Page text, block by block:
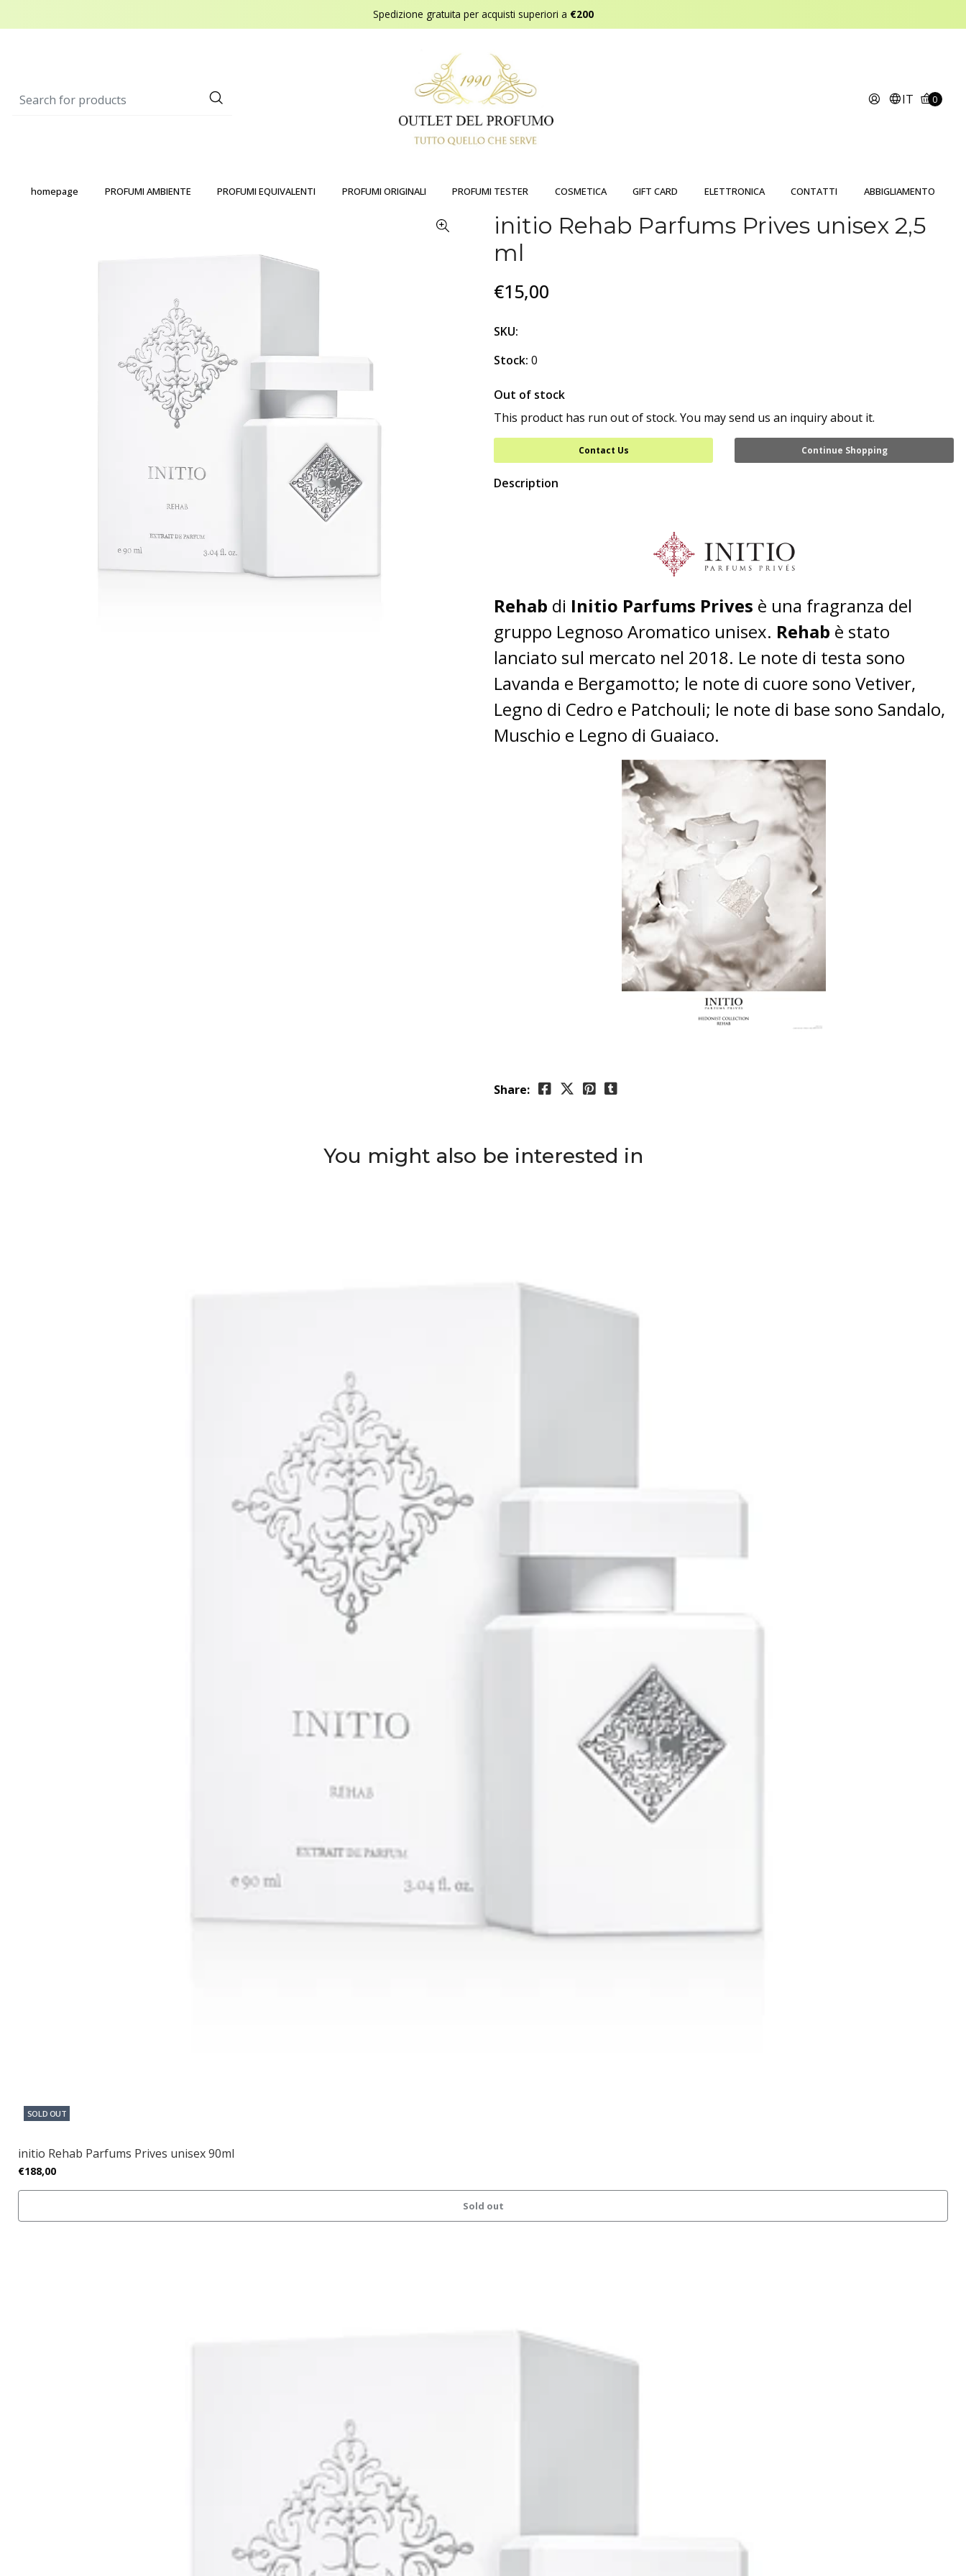
Spedizione gratuita per acquisti superiori a €200
IT 0
homepage PROFUMI AMBIENTE PROFUMI EQUIVALENTI PROFUMI ORIGINALI PROFUMI TESTER COSMETICA GIFT CARD ELETTRONICA CONTATTI ABBIGLIAMENTO
initio Rehab Parfums Prives unisex 2,5
ml
€15,00
SKU:
Stock: 0
Out of stock
This product has run out of stock. You may send us an inquiry about it.
Contact Us Continue Shopping
Description
Rehab di Initio Parfums Prives è una fragranza del
gruppo Legnoso Aromatico unisex. Rehab è stato
lanciato sul mercato nel 2018. Le note di testa sono
Lavanda e Bergamotto; le note di cuore sono Vetiver,
Legno di Cedro e Patchouli; le note di base sono Sandalo,
Muschio e Legno di Guaiaco.
Share:
You might also be interested in
SOLD OUT
initio Rehab Parfums Prives unisex 90ml
€188,00
Sold out